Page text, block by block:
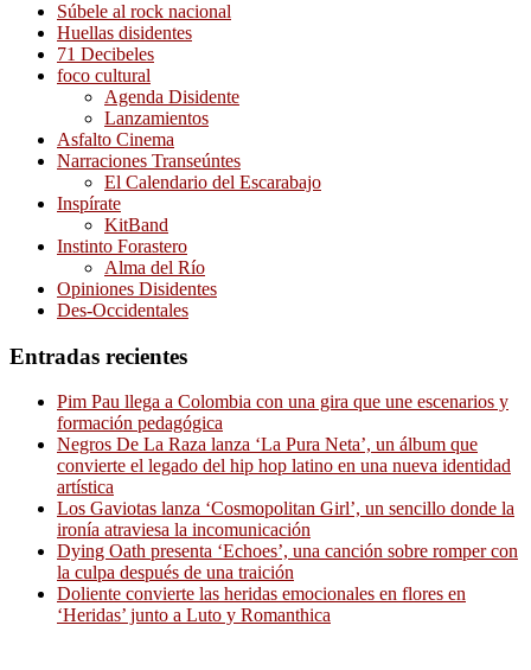
Súbele al rock nacional
Huellas disidentes
71 Decibeles
foco cultural
Agenda Disidente
Lanzamientos
Asfalto Cinema
Narraciones Transeúntes
El Calendario del Escarabajo
Inspírate
KitBand
Instinto Forastero
Alma del Río
Opiniones Disidentes
Des-Occidentales
Entradas recientes
Pim Pau llega a Colombia con una gira que une escenarios y
formación pedagógica
Negros De La Raza lanza ‘La Pura Neta’, un álbum que
convierte el legado del hip hop latino en una nueva identidad
artística
Los Gaviotas lanza ‘Cosmopolitan Girl’, un sencillo donde la
ironía atraviesa la incomunicación
Dying Oath presenta ‘Echoes’, una canción sobre romper con
la culpa después de una traición
Doliente convierte las heridas emocionales en flores en
‘Heridas’ junto a Luto y Romanthica